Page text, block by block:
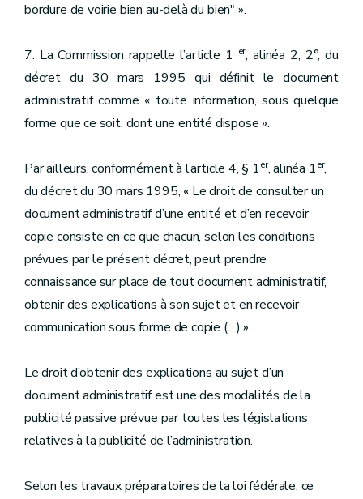
bordure de voirie bien au-delà du bien" ».
7. La Commission rappelle l’article 1 er, alinéa 2, 2°, du
décret du 30 mars 1995 qui définit le document
administratif comme « toute information, sous quelque
forme que ce soit, dont une entité dispose ».
Par ailleurs, conformément à l’article 4, § 1er, alinéa 1er,
du décret du 30 mars 1995, « Le droit de consulter un
document administratif d’une entité et d’en recevoir
copie consiste en ce que chacun, selon les conditions
prévues par le présent décret, peut prendre
connaissance sur place de tout document administratif,
obtenir des explications à son sujet et en recevoir
communication sous forme de copie (…) ».
Le droit d’obtenir des explications au sujet d’un
document administratif est une des modalités de la
publicité passive prévue par toutes les législations
relatives à la publicité de l’administration.
Selon les travaux préparatoires de la loi fédérale, ce